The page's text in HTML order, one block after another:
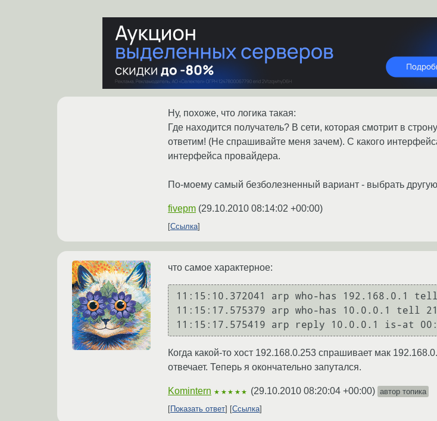
Ну, похоже, что логика такая:
Где находится получатель? В сети, которая смотрит в
ответим! (Не спрашивайте меня зачем). С какого
интерфейса провайдера.
По-моему самый безболезненный вариант - выбрать другую
fivepm (29.10.2010 08:14:02 +00:00)
Ссылка
что самое характерное:
11:15:10.372041 arp who-has 192.168.0.1
11:15:17.575379 arp who-has 10.0.0.1 tell
Когда какой-то хост 192.168.0.253 спрашивает мак
отвечает. Теперь я окончательно запутался.
Komintern ★★★★★ (29.10.2010 08:20:04 +00:00) автор топика
Показать ответ
Ссылка